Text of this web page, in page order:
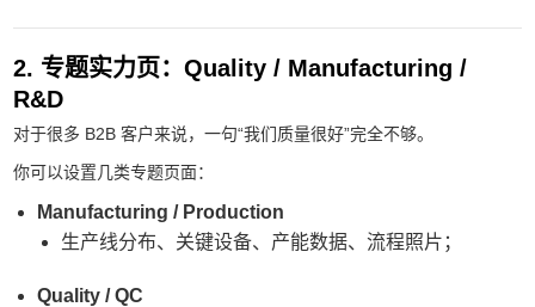
2. 专题实力页：Quality / Manufacturing /
R&D
对于很多 B2B 客户来说，一句“我们质量很好”完全不够。
你可以设置几类专题页面：
Manufacturing / Production
生产线分布、关键设备、产能数据、流程照片；
Quality / QC